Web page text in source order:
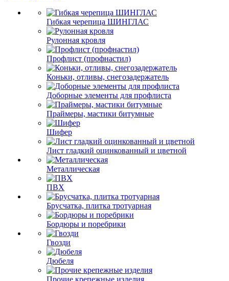
Гибкая черепица ШИНГЛАС
Рулонная кровля
Профлист (профнастил)
Коньки, отливы, снегозадержатель
Доборные элементы для профлиста
Праймеры, мастики битумные
Шифер
Лист гладкий оцинкованный и цветной
Металлическая
ПВХ
Брусчатка, плитка тротуарная
Бордюры и поребрики
Гвозди
Дюбеля
Прочие крепежные изделия